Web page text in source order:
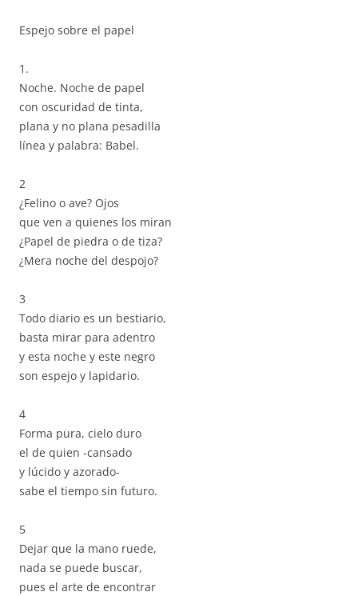
Espejo sobre el papel
1.
Noche. Noche de papel
con oscuridad de tinta,
plana y no plana pesadilla
línea y palabra: Babel.
2
¿Felino o ave? Ojos
que ven a quienes los miran
¿Papel de piedra o de tiza?
¿Mera noche del despojo?
3
Todo diario es un bestiario,
basta mirar para adentro
y esta noche y este negro
son espejo y lapidario.
4
Forma pura, cielo duro
el de quien -cansado
y lúcido y azorado-
sabe el tiempo sin futuro.
5
Dejar que la mano ruede,
nada se puede buscar,
pues el arte de encontrar